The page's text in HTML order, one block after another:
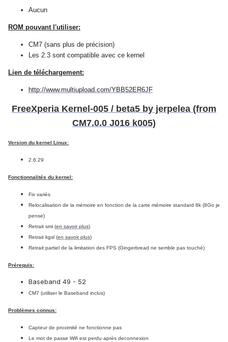
Aucun
ROM pouvant l'utiliser:
CM7 (sans plus de précision)
Les 2.3 sont compatible avec ce kernel
Lien de téléchargement:
http://www.multiupload.com/YBB52ER6JF
FreeXperia Kernel-005 / beta5 by jerpelea (from
CM7.0.0 J016 k005)
Version du kernel Linux:
2.6.29
Fonctionnalités du kernel:
Fix variés
Relocalisation de la mémoire en fonction de la carte mémoire standard 8k (8Go je
pense)
Retrait smi (en savoir plus)
Retrait kgsl (en savoir plus)
Retrait partiel de la limitation des FPS (Gingerbread ne semble pas touché)
Prérequis:
Baseband 49 - 52
CM7 (utiliser le Baseband inclus)
Problèmes connus:
Capteur de proximité ne fonctionne pas
Le mot de passe Wifi est perdu après deconnexion